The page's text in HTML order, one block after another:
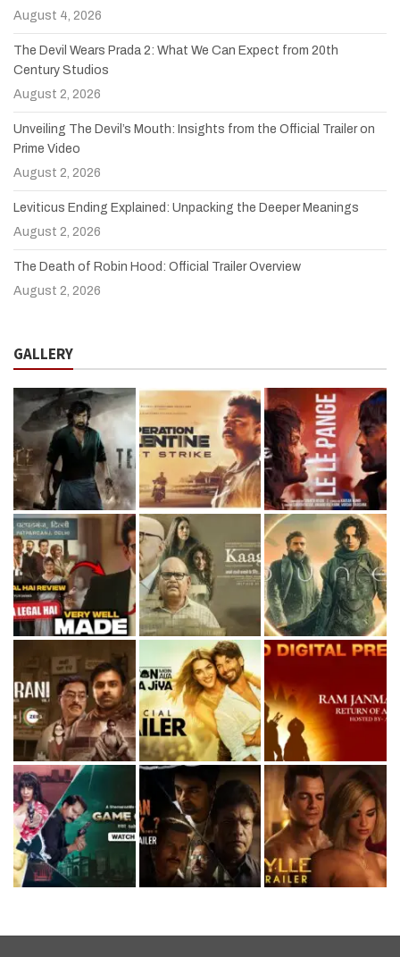
August 4, 2026
The Devil Wears Prada 2: What We Can Expect from 20th
Century Studios
August 2, 2026
Unveiling The Devil’s Mouth: Insights from the Official Trailer on
Prime Video
August 2, 2026
Leviticus Ending Explained: Unpacking the Deeper Meanings
August 2, 2026
The Death of Robin Hood: Official Trailer Overview
August 2, 2026
GALLERY